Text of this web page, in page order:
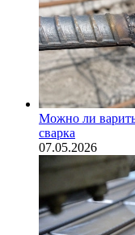
Можно ли
сварка
07.05.2026